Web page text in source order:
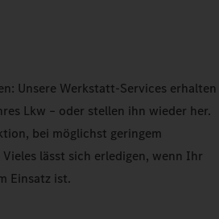
Unsere Werkstatt-Services erhalten
Lkw – oder stellen ihn wieder her.
bei möglichst geringem
lässt sich erledigen, wenn Ihr
Einsatz ist.